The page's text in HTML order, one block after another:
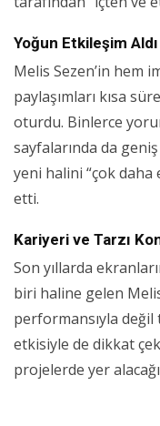
Yoğun Etkileşim Aldı
Melis Sezen’in hem
paylaşımları kısa
oturdu. Binlerce
sayfalarında da
yeni halini “çok daha
etti.
Kariyeri ve Tarzı
Son yıllarda
biri haline gelen
performansıyla
etkisiyle de dikkat
projelerde yer